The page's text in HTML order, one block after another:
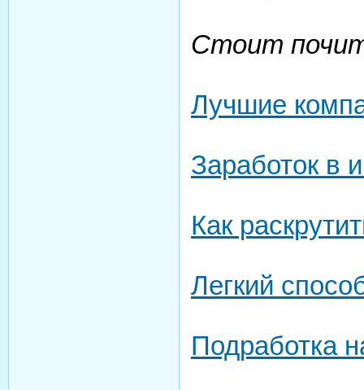
Стоит
Лучшие
Заработок в
Как
Легкий
Подработка